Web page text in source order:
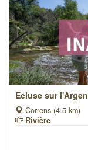
Ecluse sur
Correns (4.5 km)
Rivière